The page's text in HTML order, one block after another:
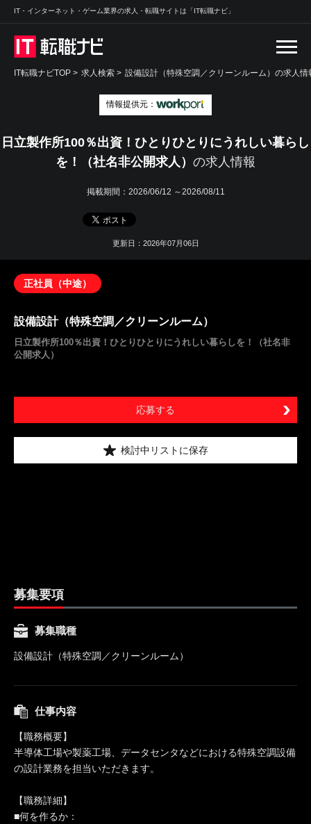
IT・インターネット・ゲーム業界の求人・転職サイトは「IT転職ナビ」
IT転職ナビTOP > 求人検索 > 設備設計（特殊空調／クリーンルーム）の求人情
情報提供元：
日立製作所100％出資！ひとりひとりにうれしい暮らし
を！（社名非公開求人） の求人情報
掲載期間： 2026/06/12 ～2026/08/11
更新日：2026年07月06日
正社員（中途）
設備設計（特殊空調／クリーンルーム）
日立製作所100％出資！ひとりひとりにうれしい暮らしを！（社名非
公開求人）
応募する
検討中リストに保存
募集要項
募集職種
設備設計（特殊空調／クリーンルーム）
仕事内容
【職務概要】
半導体工場や製薬工場、データセンタなどにおける特殊空調設備
の設計業務を担当いただきます。
【職務詳細】
■何を作るか：